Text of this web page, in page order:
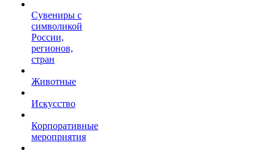
Сувениры с
символикой
России,
регионов,
стран
Животные
Искусство
Корпоративные
мероприятия